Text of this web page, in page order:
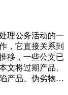
用的主要因素之
时，上小学的
常去学校看望
助我上中学，还
生母便让我认她
意识到只能比
望。”杨雨洁
理公务活动的一
，它直接关系到
移，一些公文已
文将过期产品、
产品、伪劣物